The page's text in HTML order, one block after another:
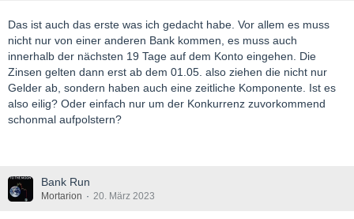
Das ist auch das erste was ich gedacht habe. Vor allem es muss
nicht nur von einer anderen Bank kommen, es muss auch
innerhalb der nächsten 19 Tage auf dem Konto eingehen. Die
Zinsen gelten dann erst ab dem 01.05. also ziehen die nicht nur
Gelder ab, sondern haben auch eine zeitliche Komponente. Ist es
also eilig? Oder einfach nur um der Konkurrenz zuvorkommend
schonmal aufpolstern?
Bank Run
Mortarion 20. März 2023